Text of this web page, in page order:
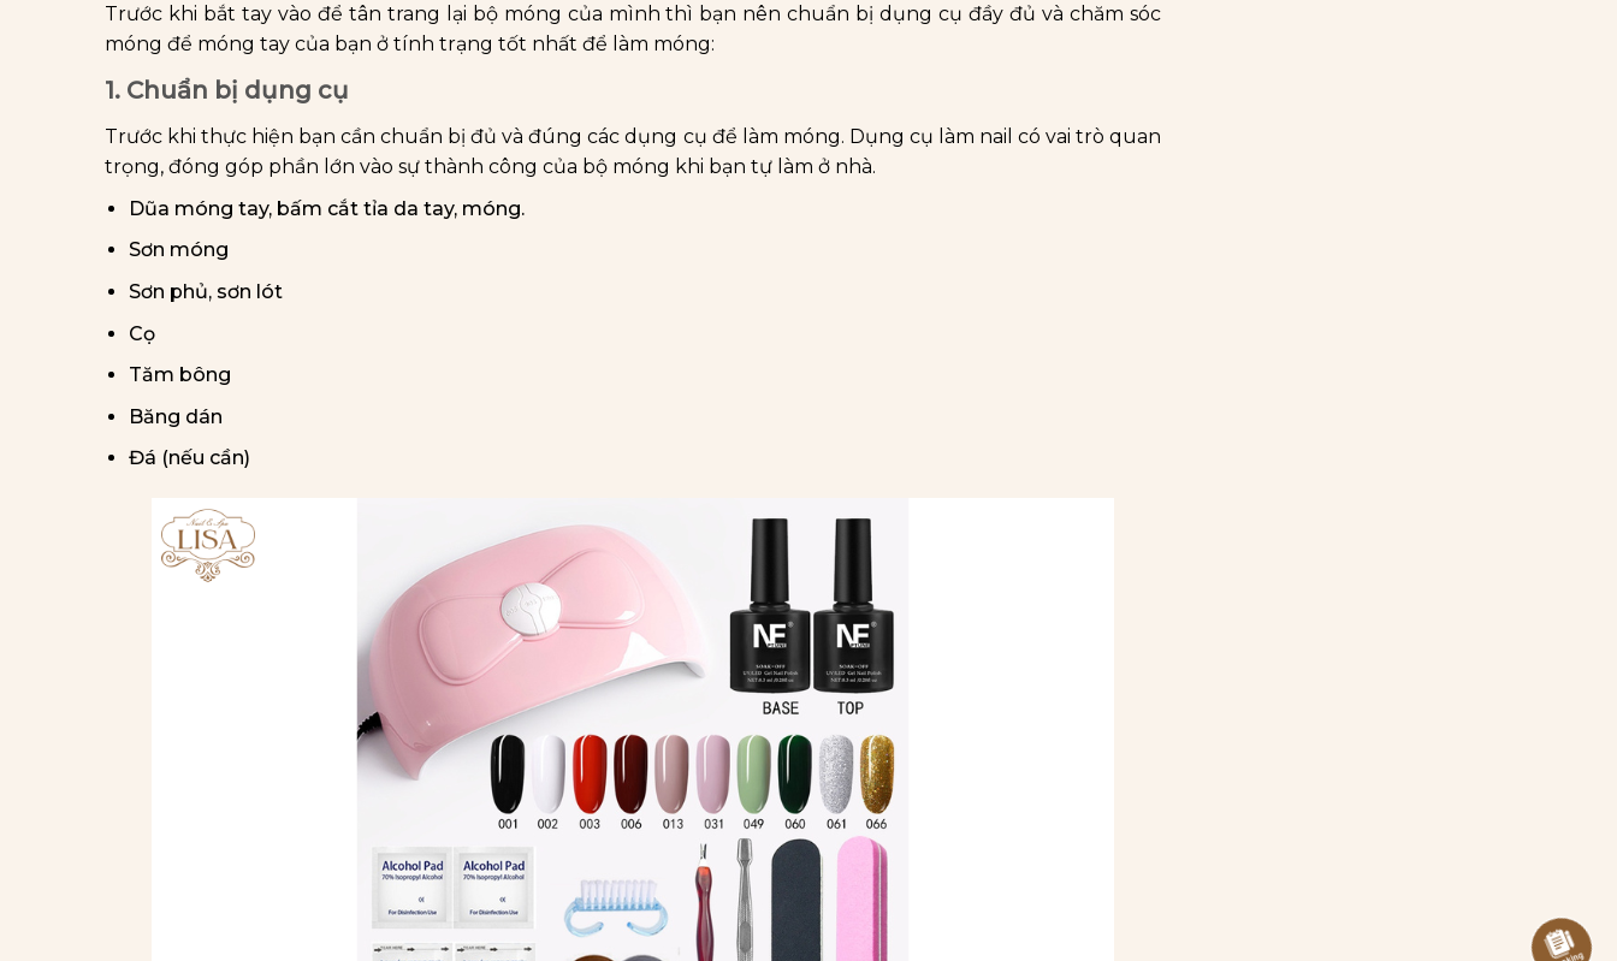
Trước khi bắt tay vào để tân trang lại bộ móng của mình thì bạn nên chuẩn bị dụng cụ đầy đủ và chăm sóc
móng để móng tay của bạn ở tính trạng tốt nhất để làm móng:
1. Chuẩn bị dụng cụ
Trước khi thực hiện bạn cần chuẩn bị đủ và đúng các dụng cụ để làm móng. Dụng cụ làm nail có vai trò quan
trọng, đóng góp phần lớn vào sự thành công của bộ móng khi bạn tự làm ở nhà.
Dũa móng tay, bấm cắt tỉa da tay, móng.
Sơn móng
Sơn phủ, sơn lót
Cọ
Tăm bông
Băng dán
Đá (nếu cần)